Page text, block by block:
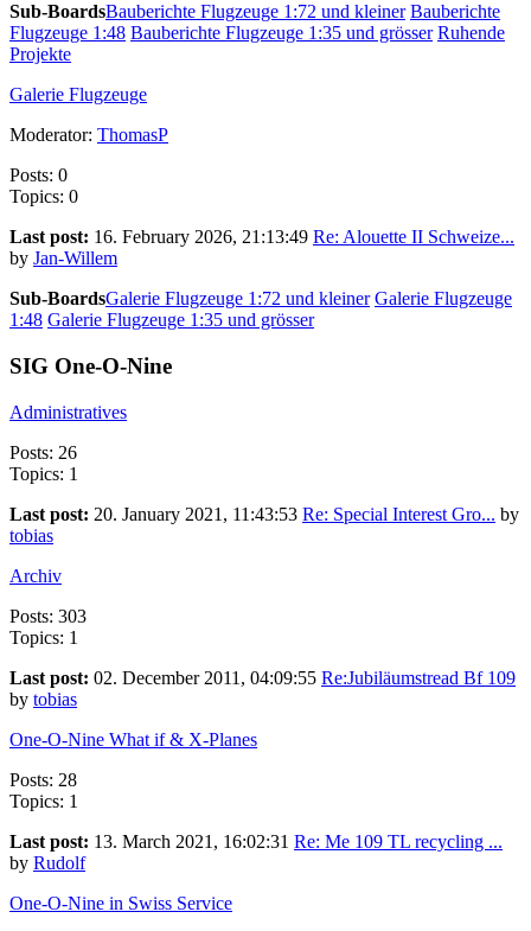
Sub-BoardsBauberichte Flugzeuge 1:72 und kleiner Bauberichte
Flugzeuge 1:48 Bauberichte Flugzeuge 1:35 und grösser Ruhende
Projekte
Galerie Flugzeuge
Moderator: ThomasP
Posts: 0
Topics: 0
Last post: 16. February 2026, 21:13:49 Re: Alouette II Schweize...
by Jan-Willem
Sub-BoardsGalerie Flugzeuge 1:72 und kleiner Galerie Flugzeuge
1:48 Galerie Flugzeuge 1:35 und grösser
SIG One-O-Nine
Administratives
Posts: 26
Topics: 1
Last post: 20. January 2021, 11:43:53 Re: Special Interest Gro... by
tobias
Archiv
Posts: 303
Topics: 1
Last post: 02. December 2011, 04:09:55 Re:Jubiläumstread Bf 109
by tobias
One-O-Nine What if & X-Planes
Posts: 28
Topics: 1
Last post: 13. March 2021, 16:02:31 Re: Me 109 TL recycling ...
by Rudolf
One-O-Nine in Swiss Service